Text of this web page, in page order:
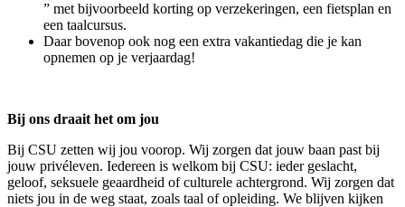
” met bijvoorbeeld korting op verzekeringen, een fietsplan en
een taalcursus.
Daar bovenop ook nog een extra vakantiedag die je kan
opnemen op je verjaardag!
Bij ons draait het om jou
Bij CSU zetten wij jou voorop. Wij zorgen dat jouw baan past bij
jouw privéleven. Iedereen is welkom bij CSU: ieder geslacht,
geloof, seksuele geaardheid of culturele achtergrond. Wij zorgen dat
niets jou in de weg staat, zoals taal of opleiding. We blijven kijken